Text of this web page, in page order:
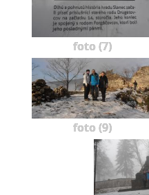
foto (7)
foto (9)